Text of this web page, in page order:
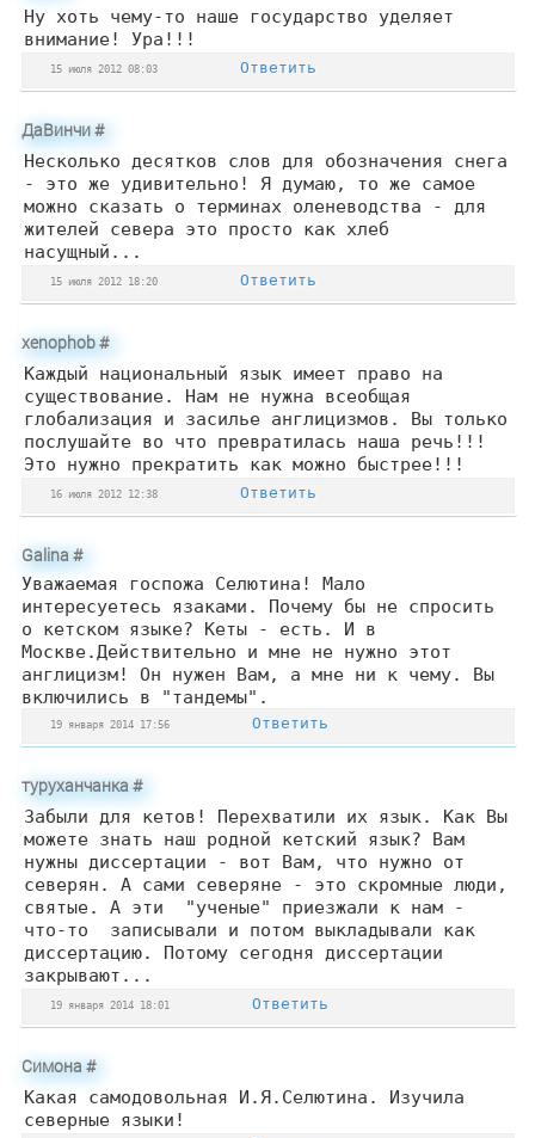
Ну хоть чему-то наше государство уделяет
внимание! Ура!!!
15 июля 2012 08:03 Ответить
ДаВинчи#
Несколько десятков слов для обозначения снега
- это же удивительно! Я думаю, то же самое
можно сказать о терминах оленеводства - для
жителей севера это просто как хлеб
насущный...
15 июля 2012 18:20 Ответить
xenophob#
Каждый национальный язык имеет право на
существование. Нам не нужна всеобщая
глобализация и засилье англицизмов. Вы только
послушайте во что превратилась наша речь!!!
Это нужно прекратить как можно быстрее!!!
16 июля 2012 12:38 Ответить
Galina#
Уважаемая госпожа Селютина! Мало
интересуетесь язаками. Почему бы не спросить
о кетском языке? Кеты - есть. И в
Москве.Действительно и мне не нужно этот
англицизм! Он нужен Вам, а мне ни к чему. Вы
включились в "тандемы".
19 января 2014 17:56 Ответить
туруханчанка#
Забыли для кетов! Перехватили их язык. Как Вы
можете знать наш родной кетский язык? Вам
нужны диссертации - вот Вам, что нужно от
северян. А сами северяне - это скромные люди,
святые. А эти "ученые" приезжали к нам -
что-то записывали и потом выкладывали как
диссертацию. Потому сегодня диссертации
закрывают...
19 января 2014 18:01 Ответить
Симона#
Какая самодовольная И.Я.Селютина. Изучила
северные языки!